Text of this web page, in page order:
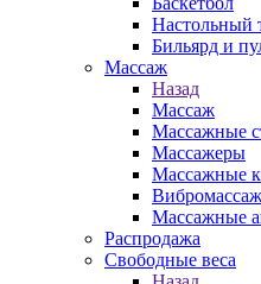
Настольный
Бильярд и
Массаж
Назад
Массаж
Массажные
Массажеры
Массажные
Массажные
Распродажа
Свободные веса